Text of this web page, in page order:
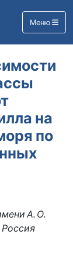
Меню
на
по
А. О.
Россия